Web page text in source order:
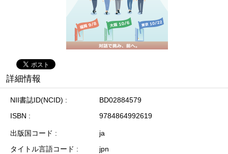
詳細情報
NII書誌ID(NCID)
BD02884579
ISBN
9784864992619
出版国コード
ja
タイトル言語コード
jpn